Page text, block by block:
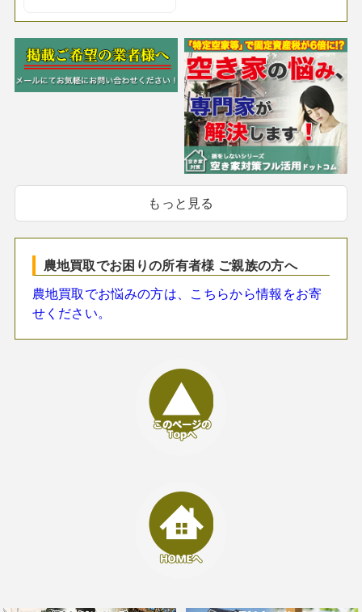
もっと見る
農地買取でお困りの所有者様 ご親族の方へ
農地買取でお悩みの方は、こちらから情報をお寄
せください。